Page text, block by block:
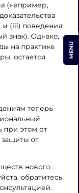
(например,
и (iii) поведения
знак). Однако,
на практике
остается
теперь
при этом от
от
нового
обратитесь
MENU